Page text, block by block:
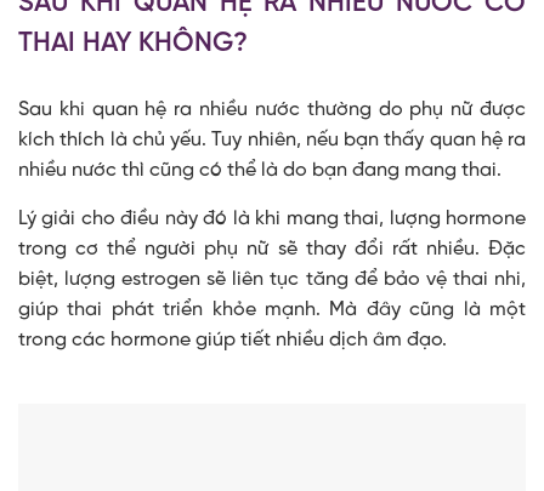
THAI HAY KHÔNG?
Sau khi quan hệ ra nhiều nước thường do phụ nữ được
kích thích là chủ yếu. Tuy nhiên, nếu bạn thấy quan hệ ra
nhiều nước thì cũng có thể là do bạn đang mang thai.
Lý giải cho điều này đó là khi mang thai, lượng hormone
trong cơ thể người phụ nữ sẽ thay đổi rất nhiều. Đặc
biệt, lượng estrogen sẽ liên tục tăng để bảo vệ thai nhi,
giúp thai phát triển khỏe mạnh. Mà đây cũng là một
trong các hormone giúp tiết nhiều dịch âm đạo.